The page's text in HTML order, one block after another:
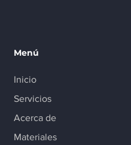
Menú
Inicio
Servicios
Acerca de
Materiales